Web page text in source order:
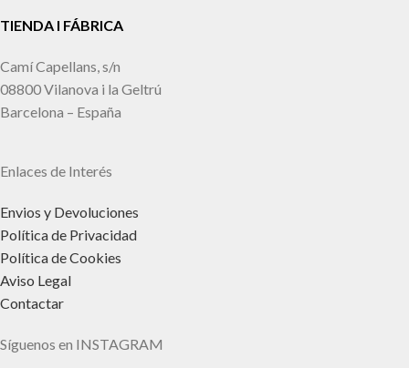
TIENDA I FÁBRICA
Camí Capellans, s/n
08800 Vilanova i la Geltrú
Barcelona – España
Enlaces de Interés
Envios y Devoluciones
Política de Privacidad
Política de Cookies
Aviso Legal
Contactar
Síguenos en INSTAGRAM